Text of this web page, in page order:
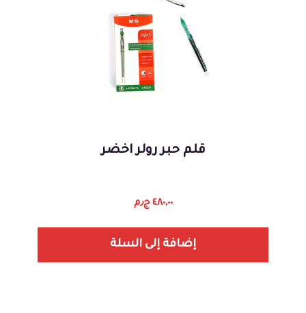
قلم حبر رولر اخضر
٤٨٠,٠٠ ج٫م
إضافة إلى السلة